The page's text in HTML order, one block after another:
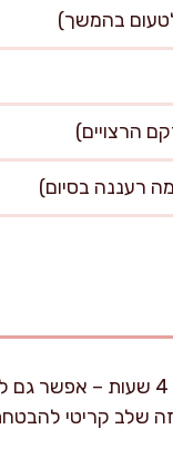
הניחו את האפונה בקערה גדולה, כסו בהרבה
שלב קריטי